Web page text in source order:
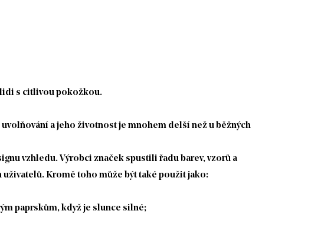
lidi s citlivou pokožkou.
a jeho životnost je mnohem delší než u běžných
vzhledu. Výrobci značek spustili řadu barev, vzorů a
Kromě toho může být také použit jako:
paprskům, když je slunce silné;